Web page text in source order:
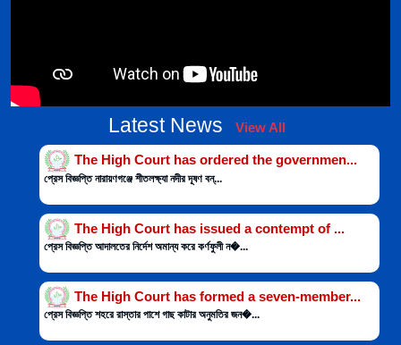
Latest News View All
The High Court has ordered the governmen...
প্রেস বিজ্ঞপ্তি নারায়ণগঞ্জে শীতলক্ষ্যা নদীর দূষণ বন্...
The High Court has issued a contempt of ...
প্রেস বিজ্ঞপ্তি আদালতের নির্দেশ অমান্য করে কর্ণফুলী ন�...
The High Court has formed a seven-member...
প্রেস বিজ্ঞপ্তি শহরে রাস্তার পাশে গাছ কাটার অনুমতির জন�...